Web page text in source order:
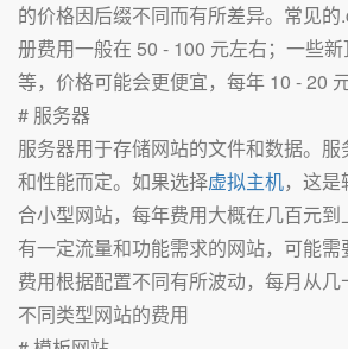
的价格因后缀不同而有所差异。常见的
册费用一般在 50 - 100 元左右；一些
等，价格可能会更便宜，每年 10 - 20 元
# 服务器
服务器用于存储网站的文件和数据。
和性能而定。如果选择虚拟主机，这
合小型网站，每年费用大概在几百元
有一定流量和功能需求的网站，可能需
费用根据配置不同有所波动，每月从几
不同类型网站的费用